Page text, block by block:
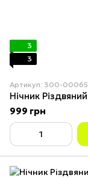
3
3
Артикул: 300-00065
999 грн